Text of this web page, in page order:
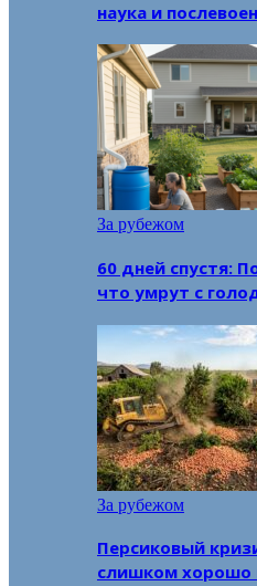
наука и
За рубежом
60 дней спустя:
что умрут с
За рубежом
Персиковый
слишком хорошо